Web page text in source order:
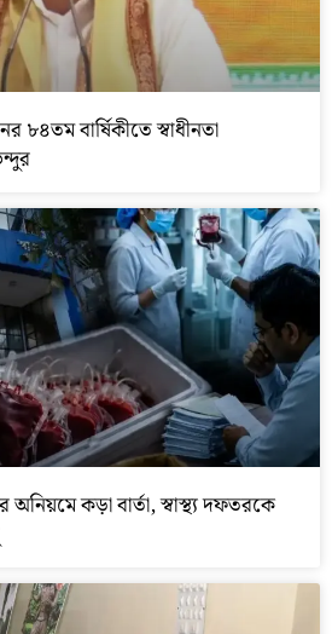
বার্ষিকীতে স্বাধীনতা
অনিয়মে কড়া বার্তা, স্বাস্থ্য দফতরকে